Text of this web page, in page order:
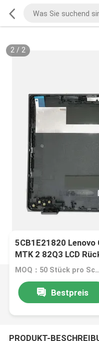
2/ 2
5CB1E21820 Lenovo
MTK 2 82Q3 LCD
MOQ：50 Stück pro Schachtel
Bestpreis
PRODUKT-